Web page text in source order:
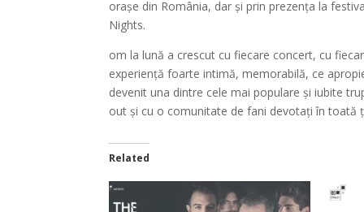
orașe din România, dar și prin prezența la
Nights.
om la lună a crescut cu fiecare concert, cu
experiență foarte intimă, memorabilă, ce
devenit una dintre cele mai populare și iubite
out și cu o comunitate de fani devotați în toată
Related